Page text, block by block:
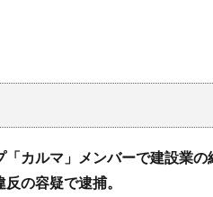
「カルマ」メンバーで建設業の
の容疑で逮捕。